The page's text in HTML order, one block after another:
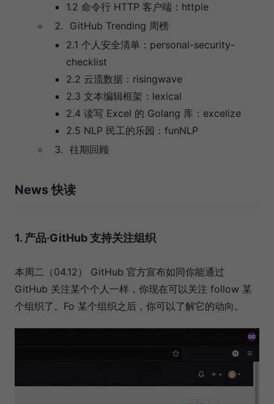
1.2 命令行 HTTP 客户端：httpie
GitHub Trending 周榜
2.1 个人安全清单：personal-security-
checklist
2.2 云流数据：risingwave
2.3 文本编辑框架：lexical
2.4 读写 Excel 的 Golang 库：excelize
2.5 NLP 民工的乐园：funNLP
往期回顾
News 快读
1. 产品·GitHub 支持关注组织
本周二（04.12） GitHub 官方宣布如同你能通过
GitHub 关注某个个人一样，你现在可以关注 follow 某
个组织了。Fo 某个组织之后，你可以了解它的动向。